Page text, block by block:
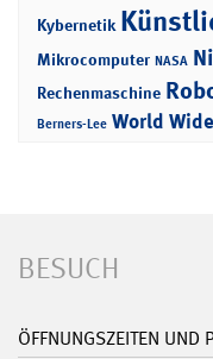
Kybernetik
Mikrocomputer NASA
Rechenmaschine
Berners-Lee World
BESUCH
ÖFFNUNGSZEITEN UND